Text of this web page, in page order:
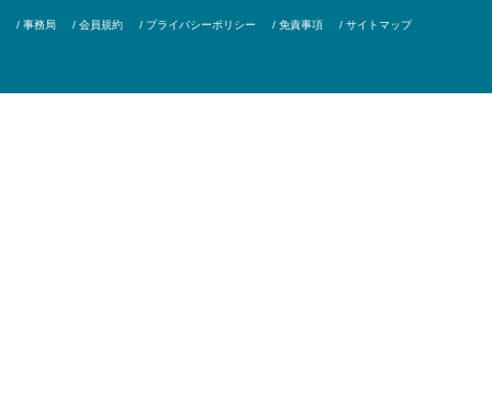
/ 事務局 / 会員規約 / プライバシーポリシー / 免責事項 / サイトマップ